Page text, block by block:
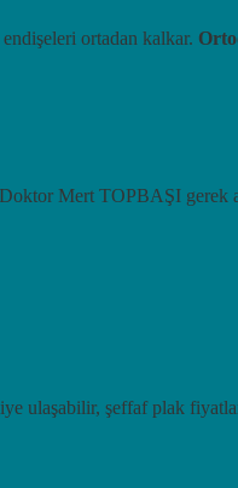
ortadan kalkar.
Mert TOPBAŞI gerek
ulaşabilir, şeffaf plak